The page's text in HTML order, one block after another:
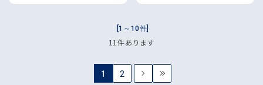
[1～10件]
11件あります
1 2